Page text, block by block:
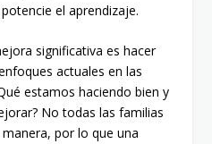
el aprendizaje.
significativa es hacer
actuales en las
estamos haciendo bien y
No todas las familias
por lo que una